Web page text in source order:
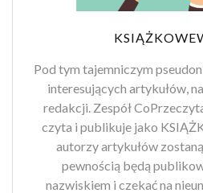
Pod tym tajemniczym
interesujących artykułów,
redakcji. Zespół
czyta i publikuje jako
autorzy artykułów zostaną
pewnością będą
nazwiskiem i czekać na